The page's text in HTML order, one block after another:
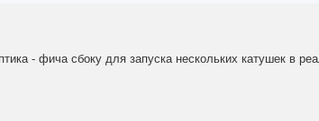
- фича сбоку для запуска нескольких катушек в